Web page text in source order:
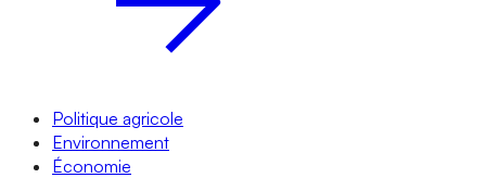
Politique agricole
Environnement
Économie